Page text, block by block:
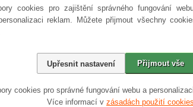
cookies pro zajištění správného fungování
reklam. Můžete přijmout všechny
Přijmout vše
Upřesnit nastavení
cookies pro správné fungování webu a
Více informací v zásadách použití